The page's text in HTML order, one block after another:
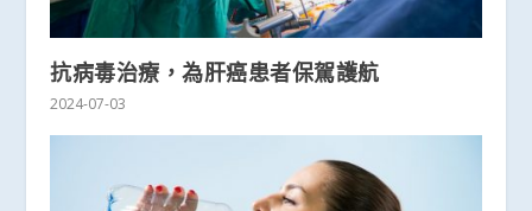
抗病毒治療，為肝癌患者保駕護航
2024-07-03